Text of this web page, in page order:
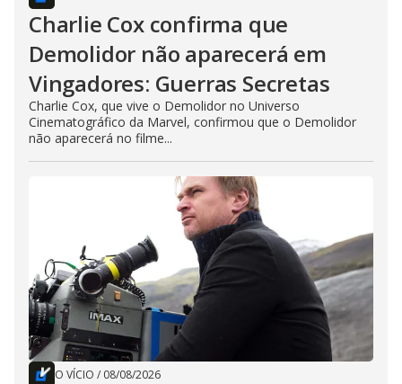
Charlie Cox confirma que
Demolidor não aparecerá em
Vingadores: Guerras Secretas
Charlie Cox, que vive o Demolidor no Universo
Cinematográfico da Marvel, confirmou que o Demolidor
não aparecerá no filme...
O VÍCIO / 08/08/2026